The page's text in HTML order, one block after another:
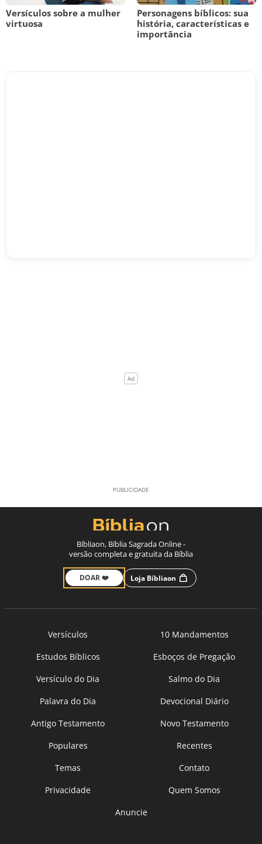
Versículos sobre a mulher
virtuosa
Personagens bíblicos: sua
história, características e
importância
Bíbliaon, Bíblia Sagrada Online -
versão completa e gratuita da Bíblia
DOAR ❤️ Loja Bíbliaon
Versículos
10 Mandamentos
Estudos Bíblicos
Esboços de Pregação
Versículo do Dia
Salmo do Dia
Palavra do Dia
Devocional Diário
Antigo Testamento
Novo Testamento
Populares
Recentes
Temas
Contato
Privacidade
Quem Somos
Anuncie